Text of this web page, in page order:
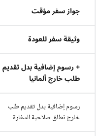
جواز سفر مؤقت
وثيقة سفر للعودة
+ رسوم إضافية بدل تقديم
طلب خارج ألمانيا
رسوم إضافية بدل تقديم طلب
خارج نطاق صلاحية السفارة